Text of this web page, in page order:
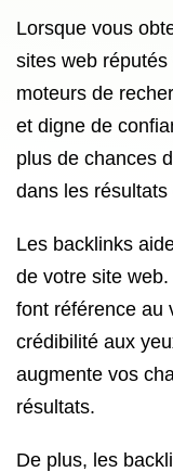
Lorsque vous
sites web
moteurs de
et digne de
plus de chances
dans les
Les backlinks
de votre site
font référence au
crédibilité aux
augmente vos
résultats.
De plus, les